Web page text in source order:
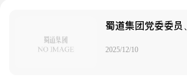
2025/12/10